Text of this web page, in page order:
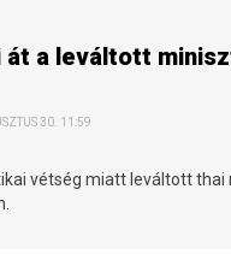
át a leváltott
30. 11:59
vétség miatt leváltott